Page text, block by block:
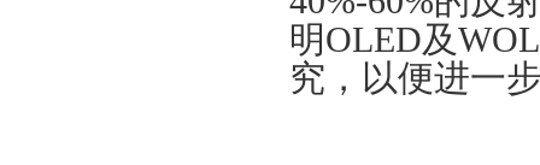
明OLED及
究，以便进一